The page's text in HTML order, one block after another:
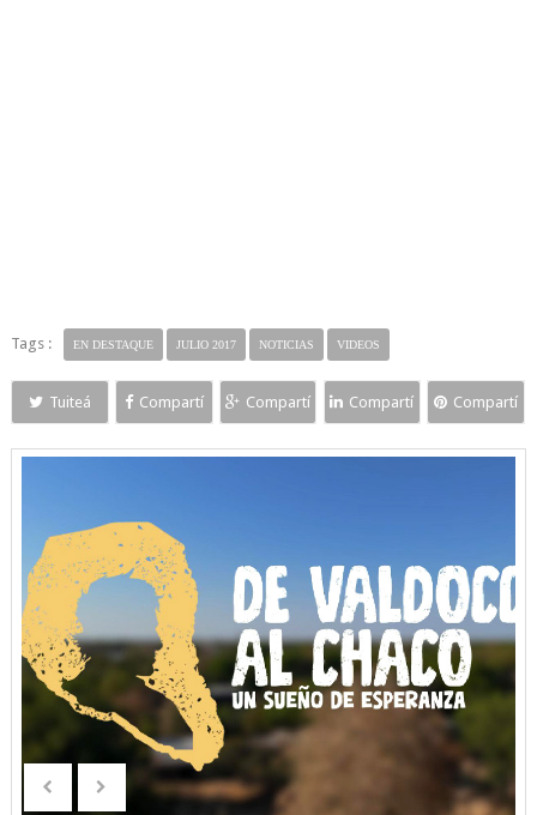
Tags : EN DESTAQUE JULIO 2017 NOTICIAS VIDEOS
Tuiteá Compartí Compartí Compartí Compartí